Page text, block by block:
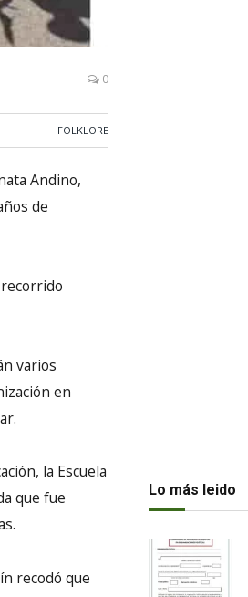
0
FOLKLORE
Andino,
de
varios
en
la Escuela
que fue
recodó que
Lo más leido